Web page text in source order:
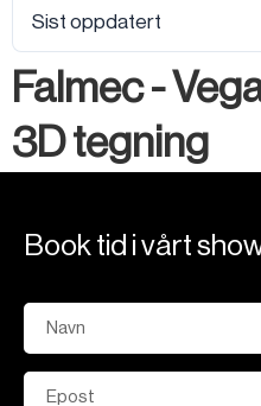
Sist oppdatert
Falmec -
3D tegning
Book tid i vårt